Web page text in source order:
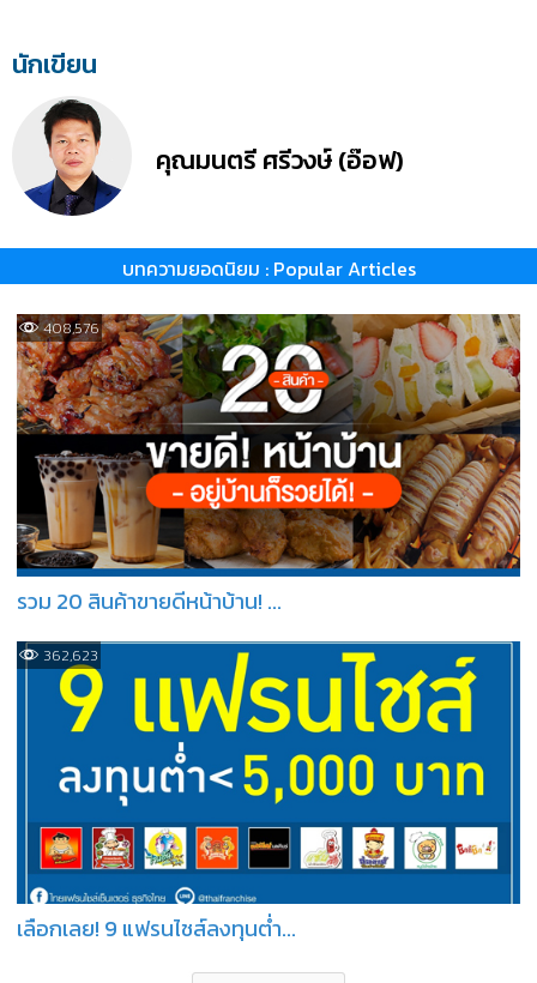
นักเขียน
คุณมนตรี ศรีวงษ์ (อ๊อฟ)
บทความยอดนิยม : Popular Articles
408,576
รวม 20 สินค้าขายดีหน้าบ้าน! ...
362,623
เลือกเลย! 9 แฟรนไชส์ลงทุนต่ำ...